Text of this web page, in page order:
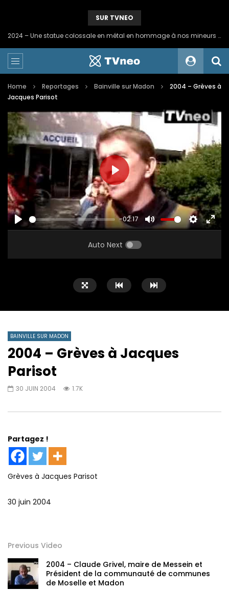
SUR TVNEO
2024 – Une statue colossale en métal en hommage à nos mineurs de fer
Home Reportages Bainville sur Madon
2004 – Grèves à
Jacques Parisot
PLAY
-02:17
MUTE SETTINGS
PLAY
Auto Next
BAINVILLE SUR MADON
2004 – Grèves à Jacques
Parisot
30 JUIN 2004 1.7K
Partagez !
Grèves à Jacques Parisot
30 juin 2004
Previous Video
2004 – Claude Grivel, maire de Messein et
Président de la communauté de communes
de Moselle et Madon